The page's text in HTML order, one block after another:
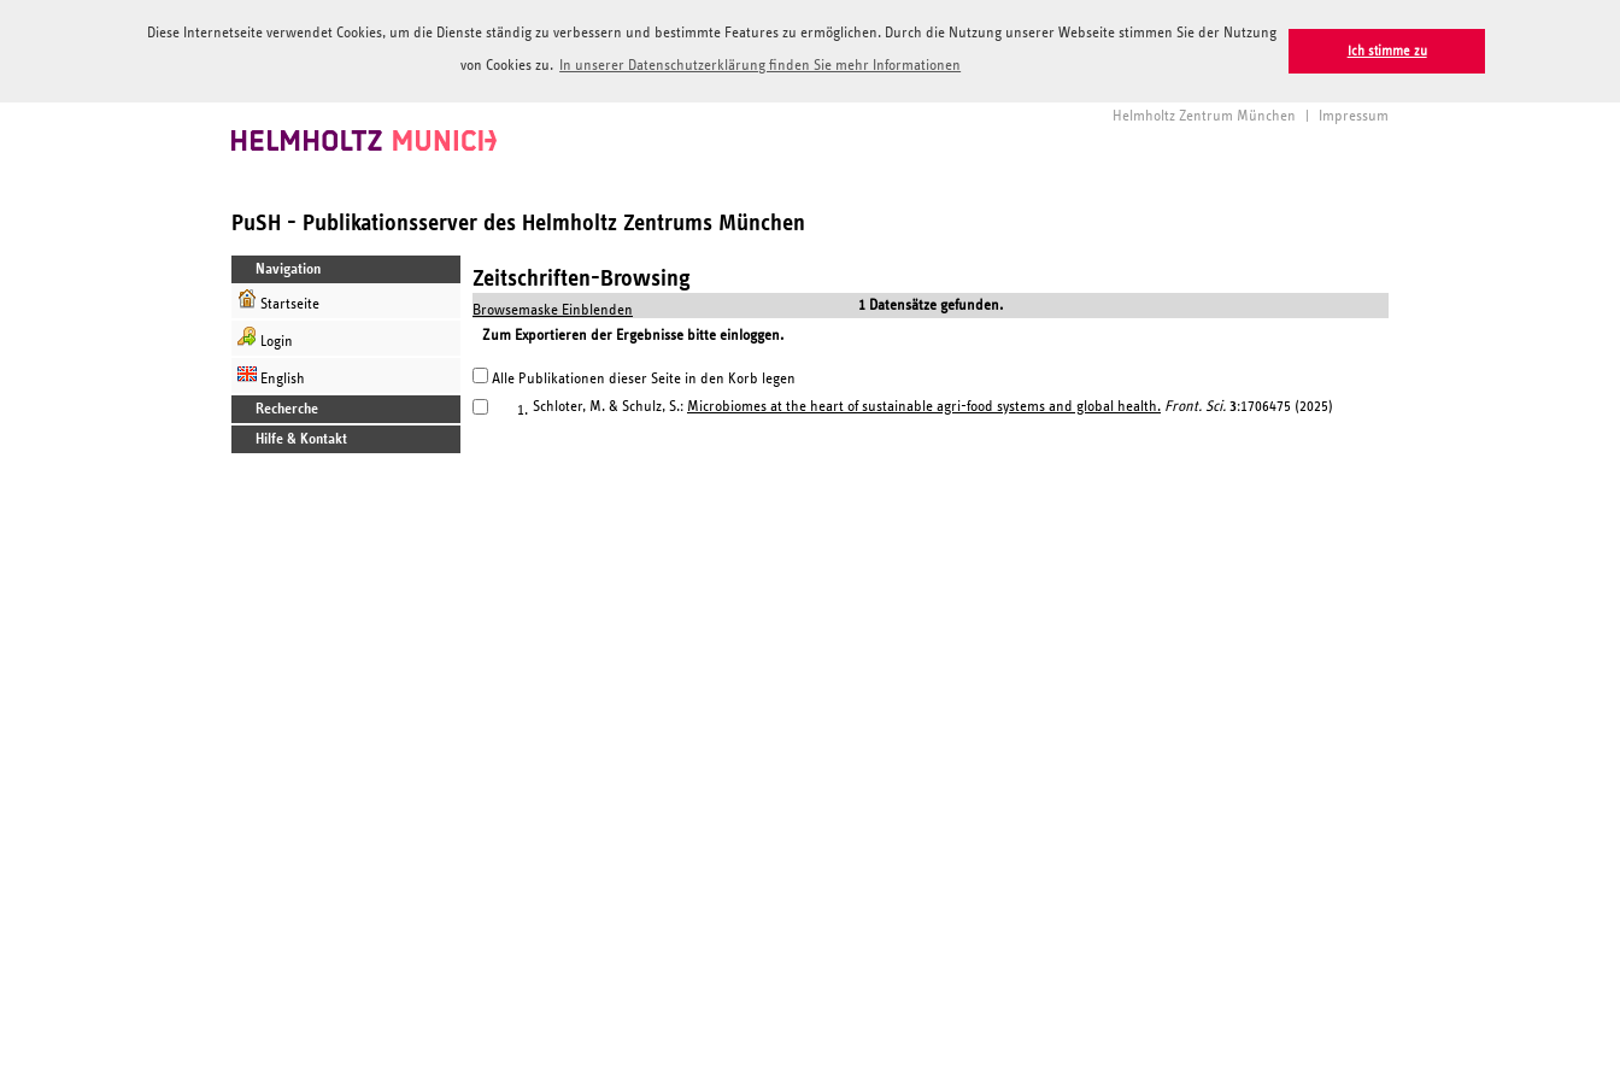
Diese Internetseite verwendet Cookies, um die Dienste ständig zu verbessern und bestimmte Features zu ermöglichen. Durch die Nutzung unserer Webseite stimmen Sie der Nutzung
von Cookies zu. In unserer Datenschutzerklärung finden Sie mehr Informationen
Ich stimme zu
Helmholtz Zentrum München Impressum
PuSH - Publikationsserver des Helmholtz Zentrums München
Navigation
Startseite
Login
English
Recherche
Hilfe & Kontakt
Zeitschriften-Browsing
Browsemaske Einblenden
1 Datensätze gefunden.
Zum Exportieren der Ergebnisse bitte einloggen.
Alle Publikationen dieser Seite in den Korb legen
1. Schloter, M. & Schulz, S.: Microbiomes at the heart of sustainable agri-food systems and global health. Front. Sci. 3:1706475 (2025)